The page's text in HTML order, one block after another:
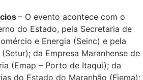
– O evento acontece com o
do Estado, pela Secretaria de
e Energia (Seinc) e pela
da Empresa Maranhense de
(Emap – Porto de Itaqui); da
do Estado do Maranhão (Fiema);